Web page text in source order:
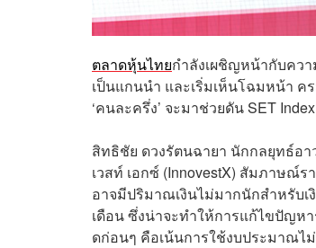
ตลาดหุ้นไทยกำลังเผชิญหน้ากับคว
เป็นแกนนำ และเริ่มเห็นโฉมหน้า ค
‘คนละครึ่ง’ จะมาช่วยดัน SET
สิทธิชัย ดวงรัตนฉายา นักกลยุทธ์อ
เวสท์ เอกซ์ (InnovestX) สัมภาษณ์
อาจมีปริมาณเงินไม่มากนักสำหรับเ
เดือน ซึ่งน่าจะทำให้การแก้ไขปัญห
ดก่อนๆ คือเน้นการใช้งบประมาณไ